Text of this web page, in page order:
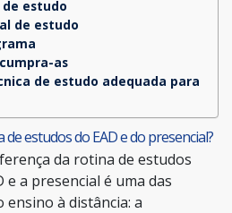
estudo
de estudo
as
de estudo adequada para
estudos do EAD e do presencial?
da rotina de estudos
e a presencial é uma das
à distância: a